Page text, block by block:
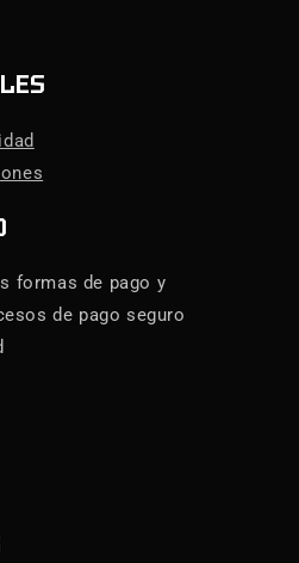
formas de pago y
de pago seguro